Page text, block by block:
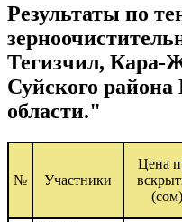
Результаты по
Тегизчил, Кара-
Суйского
области."
№ Участники
Цена
(сом)